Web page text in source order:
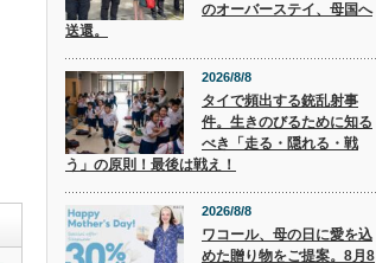
のオーバーステイ、母国へ
送還。
2026/8/8
タイで頻出する銃乱射事
件。生きのびるために知る
べき「走る・隠れる・戦
う」の原則！最後は戦え！
2026/8/8
ワコール、母の日に愛を込
めた贈り物をご提案。8月8